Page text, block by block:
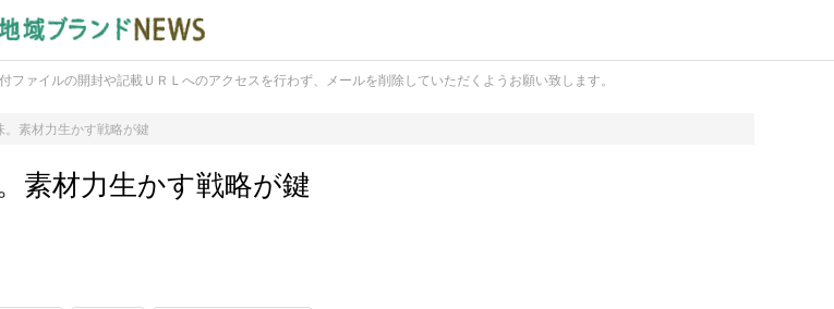
ファイルの開封や記載ＵＲＬへのアクセスを行わず、メールを削除していただくようお願い致します。
素材力生かす戦略が鍵
素材力生かす戦略が鍵